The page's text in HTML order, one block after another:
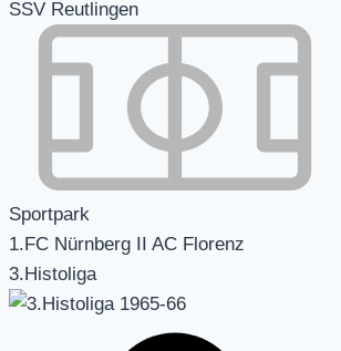
SSV Reutlingen
Sportpark
1.FC Nürnberg II AC Florenz
3.Histoliga